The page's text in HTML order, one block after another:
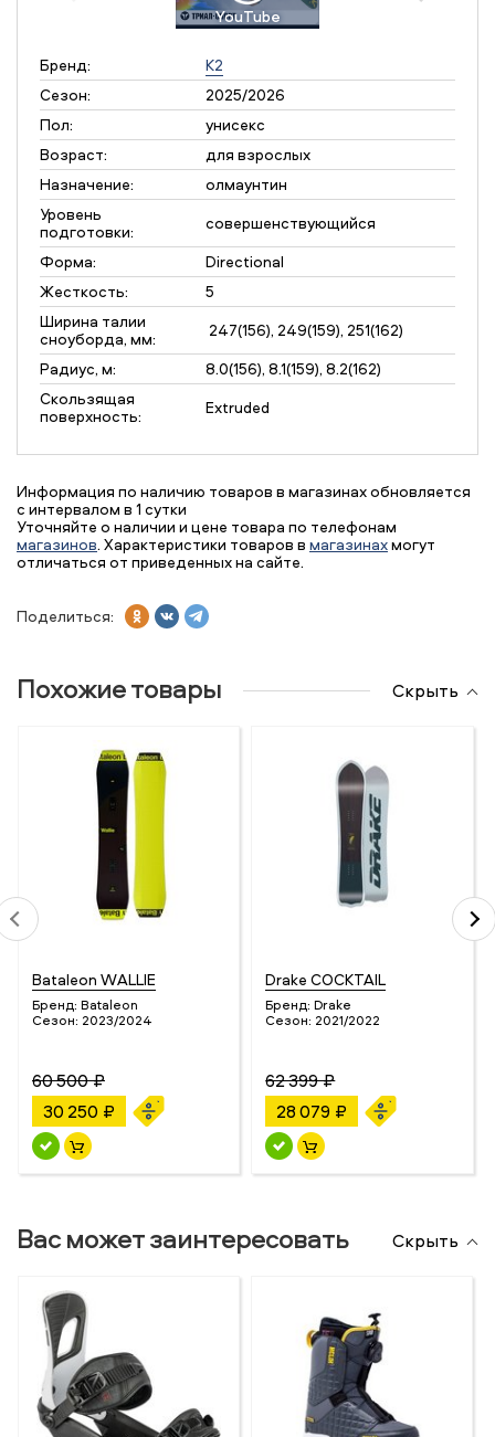
YouTube
Бренд:
K2
Сезон:
2025/2026
Пол:
унисекс
Возраст:
для взрослых
Назначение:
олмаунтин
Уровень
подготовки:
совершенствующийся
Форма:
Directional
Жесткость:
5
Ширина талии
сноуборда, мм:
247(156), 249(159), 251(162)
Радиус, м:
8.0(156), 8.1(159), 8.2(162)
Скользящая
поверхность:
Extruded
Информация по наличию товаров в магазинах обновляется
с интервалом в 1 сутки
Уточняйте о наличии и цене товара по телефонам
магазинов. Характеристики товаров в магазинахмогут
отличаться от приведенных на сайте.
Поделиться:
Похожие товары Скрыть
Bataleon WALLIE
Бренд: Bataleon
Сезон: 2023/2024
60 500 ₽
30 250 ₽
Drake COCKTAIL
Бренд: Drake
Сезон: 2021/2022
62 399 ₽
28 079 ₽
Вас может заинтересовать Скрыть